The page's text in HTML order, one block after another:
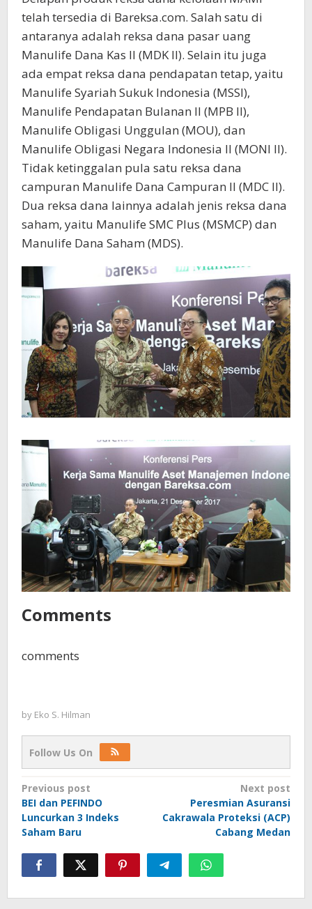
telah tersedia di Bareksa.com. Salah satu di
antaranya adalah reksa dana pasar uang
Manulife Dana Kas II (MDK II). Selain itu juga
ada empat reksa dana pendapatan tetap, yaitu
Manulife Syariah Sukuk Indonesia (MSSI),
Manulife Pendapatan Bulanan II (MPB II),
Manulife Obligasi Unggulan (MOU), dan
Manulife Obligasi Negara Indonesia II (MONI II).
Tidak ketinggalan pula satu reksa dana
campuran Manulife Dana Campuran II (MDC II).
Dua reksa dana lainnya adalah jenis reksa dana
saham, yaitu Manulife SMC Plus (MSMCP) dan
Manulife Dana Saham (MDS).
Comments
comments
by Eko S. Hilman
Follow Us On
Post
navigation
Previous post
BEI dan PEFINDO
Luncurkan 3 Indeks
Saham Baru
Next post
Peresmian Asuransi
Cakrawala Proteksi (ACP)
Cabang Medan